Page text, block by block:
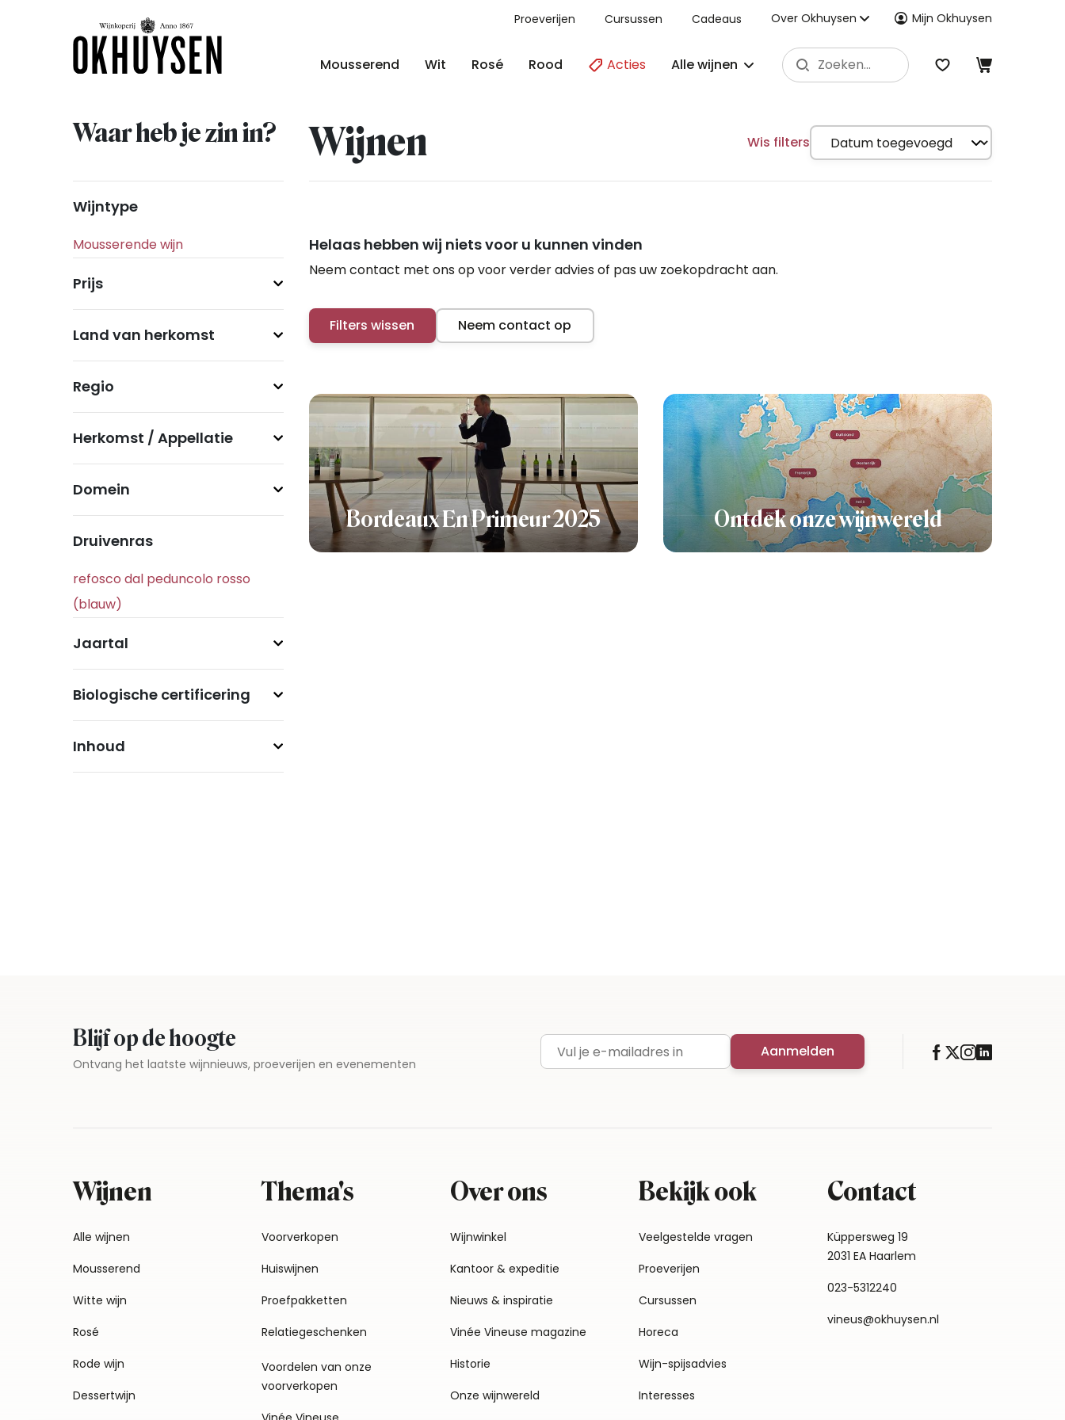
Proeverijen Cursussen Cadeaus Over Okhuysen Mijn Okhuysen
Mousserend Wit Rosé Rood Acties Alle wijnen
Waar heb je zin in? Wijnen Wis filters
Wijntype
Prijs
Land van herkomst
Regio
Herkomst / Appellatie
Domein
Druivenras
Jaartal
Biologische certificering
Inhoud
Helaas hebben wij niets voor u kunnen vinden
Neem contact met ons op voor verder advies of pas uw zoekopdracht aan.
Filters wissen Neem contact op
Bordeaux En Primeur 2025 Ontdek onze wijnwereld
Blijf op de hoogte
Ontvang het laatste wijnnieuws, proeverijen en evenementen E-mailadres Aanmelden
Wijnen
Alle wijnen
Mousserend
Witte wijn
Rosé
Rode wijn
Dessertwijn
Thema's
Voorverkopen
Huiswijnen
Proefpakketten
Relatiegeschenken
Voordelen van onze
voorverkopen
Over ons
Wijnwinkel
Kantoor & expeditie
Nieuws & inspiratie
Vinée Vineuse magazine
Historie
Onze wijnwereld
Bekijk ook
Veelgestelde vragen
Proeverijen
Cursussen
Horeca
Wijn-spijsadvies
Interesses
Contact
Küppersweg 19
2031 EA Haarlem
023-5312240
vineus@okhuysen.nl